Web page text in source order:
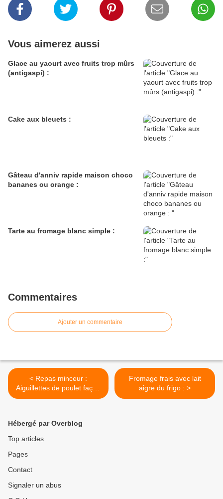
Vous aimerez aussi
Glace au yaourt avec fruits trop mûrs
(antigaspi) :
Cake aux bleuets :
Gâteau d'anniv rapide maison choco
bananes ou orange :
Tarte au fromage blanc simple :
Commentaires
Ajouter un commentaire
< Repas minceur :
Aiguillettes de poulet façon
plancha
Fromage frais avec lait
aigre du frigo : >
Hébergé par Overblog
Top articles
Pages
Contact
Signaler un abus